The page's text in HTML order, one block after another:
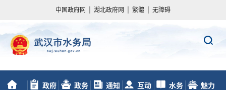
中国政府网 湖北政府网 繁體 无障碍
政府 政务 通知 互动 水务 魅力